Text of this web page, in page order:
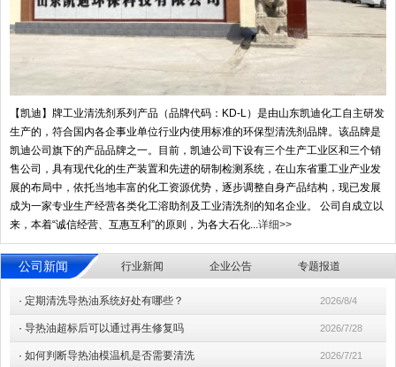
【凯迪】牌工业清洗剂系列产品（品牌代码：KD-L）是由山东凯迪化工自主研发
生产的，符合国内各企事业单位行业内使用标准的环保型清洗剂品牌。该品牌是
凯迪公司旗下的产品品牌之一。目前，凯迪公司下设有三个生产工业区和三个销
售公司，具有现代化的生产装置和先进的研制检测系统，在山东省重工业产业发
展的布局中，依托当地丰富的化工资源优势，逐步调整自身产品结构，现已发展
成为一家专业生产经营各类化工溶助剂及工业清洗剂的知名企业。 公司自成立以
来，本着“诚信经营、互惠互利”的原则，为各大石化... 详细>>
公司新闻 行业新闻 企业公告 专题报道
· 定期清洗导热油系统好处有哪些？ 2026/8/4
· 导热油超标后可以通过再生修复吗 2026/7/28
· 如何判断导热油模温机是否需要清洗 2026/7/21